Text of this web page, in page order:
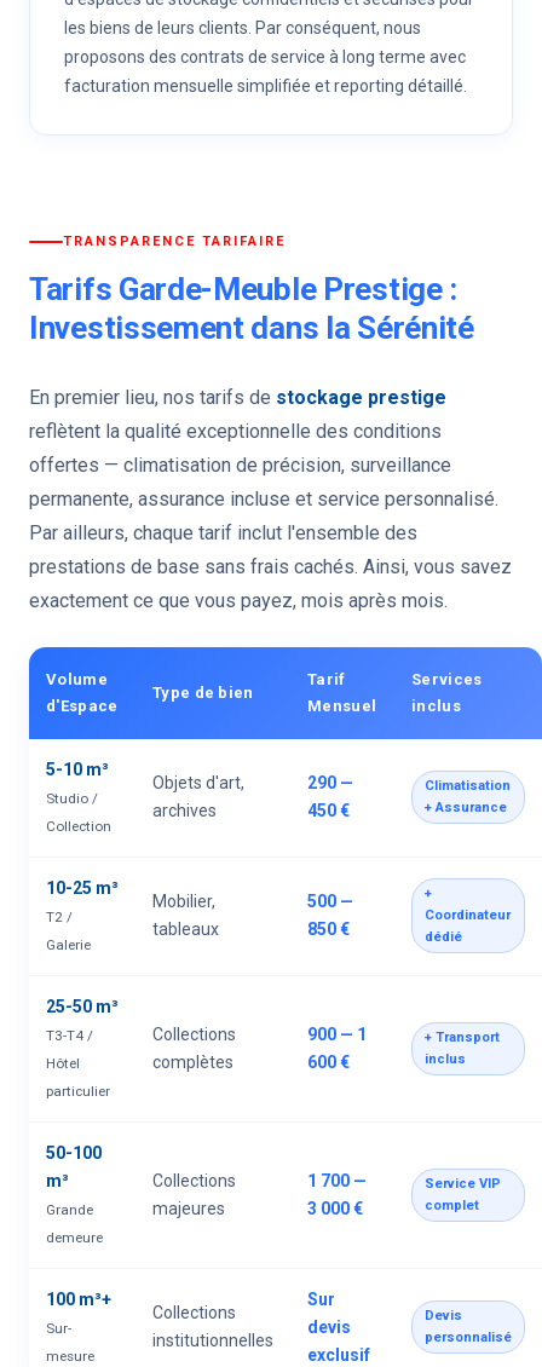
les biens de leurs clients. Par conséquent, nous
proposons des contrats de service à long terme avec
facturation mensuelle simplifiée et reporting détaillé.
TRANSPARENCE TARIFAIRE
Tarifs Garde-Meuble Prestige :
Investissement dans la Sérénité
En premier lieu, nos tarifs de stockage prestige
reflètent la qualité exceptionnelle des conditions
offertes — climatisation de précision, surveillance
permanente, assurance incluse et service personnalisé.
Par ailleurs, chaque tarif inclut l'ensemble des
prestations de base sans frais cachés. Ainsi, vous savez
exactement ce que vous payez, mois après mois.
Volume
d'Espace
Type de bien
Tarif
Mensuel
Services
inclus
5-10 m³
Studio /
Collection
Objets d'art,
archives
290 —
450 €
Climatisation
+ Assurance
10-25 m³
T2 /
Galerie
Mobilier,
tableaux
500 —
850 €
+
Coordinateur
dédié
25-50 m³
T3-T4 /
Hôtel
particulier
Collections
complètes
900 — 1
600 €
+ Transport
inclus
50-100
m³
Grande
demeure
Collections
majeures
1 700 —
3 000 €
Service VIP
complet
100 m³+
Sur-
mesure
Collections
institutionnelles
Sur
devis
exclusif
Devis
personnalisé